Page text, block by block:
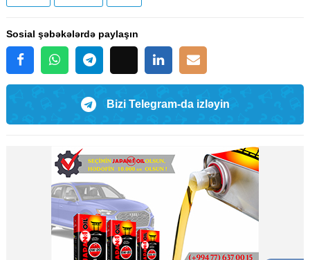
Sosial şəbəkələrdə paylaşın
Bizi Telegram-da izləyin